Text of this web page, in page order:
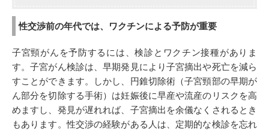
性交渉前の年代では、ワクチンによる予防が重要
子宮頸がんを予防するには、検診とワクチン接種がありま
す。子宮がん検診は、早期発見により子宮摘出や死亡を減ら
すことができます。しかし、円錐切除術（子宮頸部の早期が
ん部分を切除する手術）は妊娠後に早産や流産のリスクを高
めますし、発見が遅れれば、子宮摘出を余儀なくされるとき
もあります。性交渉の経験がある人は、定期的な検診を忘れ